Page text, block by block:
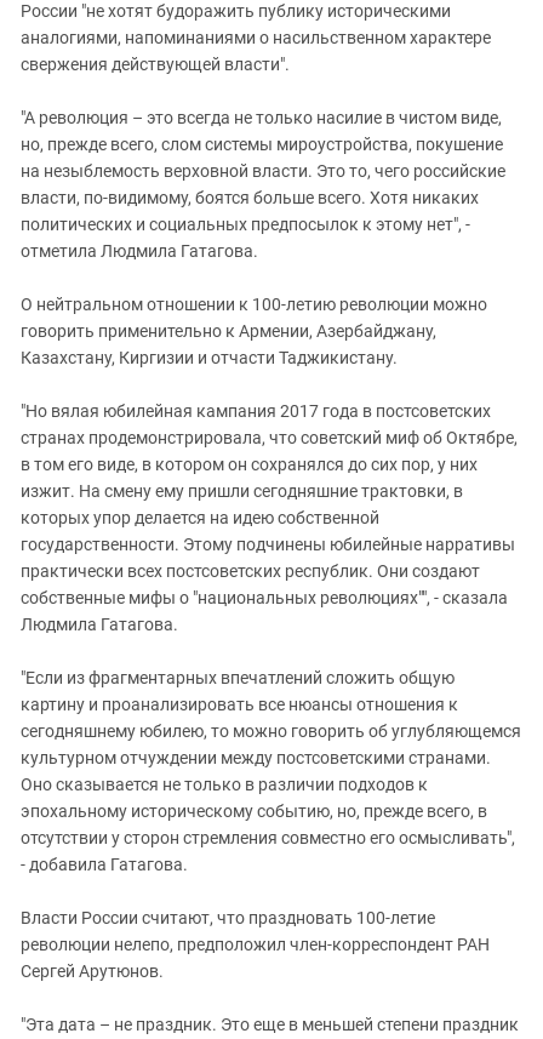
России "не хотят будоражить публику историческими
аналогиями, напоминаниями о насильственном характере
свержения действующей власти".
"А революция – это всегда не только насилие в чистом виде,
но, прежде всего, слом системы мироустройства, покушение
на незыблемость верховной власти. Это то, чего российские
власти, по-видимому, боятся больше всего. Хотя никаких
политических и социальных предпосылок к этому нет", -
отметила Людмила Гатагова.
О нейтральном отношении к 100-летию революции можно
говорить применительно к Армении, Азербайджану,
Казахстану, Киргизии и отчасти Таджикистану.
"Но вялая юбилейная кампания 2017 года в постсоветских
странах продемонстрировала, что советский миф об Октябре,
в том его виде, в котором он сохранялся до сих пор, у них
изжит. На смену ему пришли сегодняшние трактовки, в
которых упор делается на идею собственной
государственности. Этому подчинены юбилейные нарративы
практически всех постсоветских республик. Они создают
собственные мифы о "национальных революциях"", - сказала
Людмила Гатагова.
"Если из фрагментарных впечатлений сложить общую
картину и проанализировать все нюансы отношения к
сегодняшнему юбилею, то можно говорить об углубляющемся
культурном отчуждении между постсоветскими странами.
Оно сказывается не только в различии подходов к
эпохальному историческому событию, но, прежде всего, в
отсутствии у сторон стремления совместно его осмысливать",
- добавила Гатагова.
Власти России считают, что праздновать 100-летие
революции нелепо, предположил член-корреспондент РАН
Сергей Арутюнов.
"Эта дата – не праздник. Это еще в меньшей степени праздник